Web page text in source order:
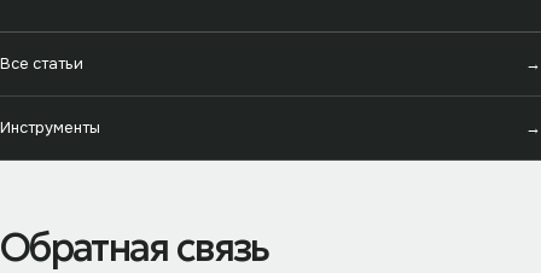
Все статьи →
Инструменты →
Обратная связь